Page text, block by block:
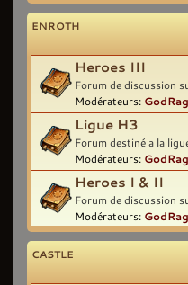
ENROTH
Heroes III
Forum de discussion
Modérateurs:
Ligue H3
Forum destiné a la
Modérateurs:
Heroes I & II
Forum de discussion
Modérateurs:
CASTLE